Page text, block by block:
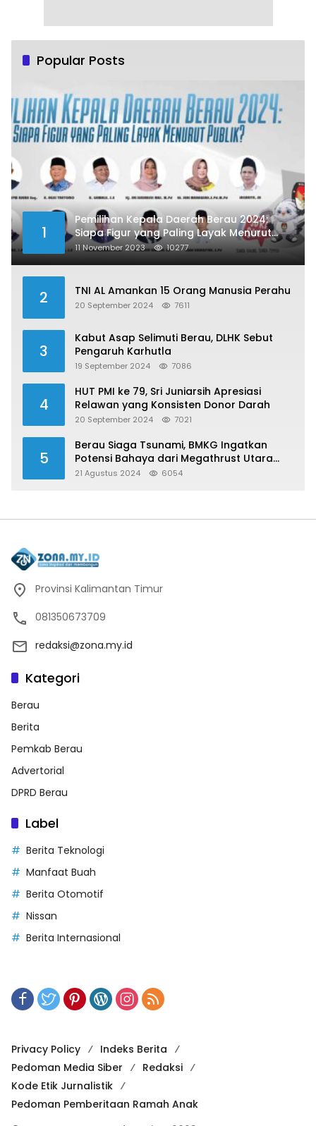
Popular Posts
1
Pemilihan Kepala Daerah Berau 2024:
Siapa Figur yang Paling Layak Menurut
Publik?
11 November 2023 10277
2 TNI AL Amankan 15 Orang Manusia Perahu
20 September 2024 7611
3
Kabut Asap Selimuti Berau, DLHK Sebut
Pengaruh Karhutla
19 September 2024 7086
4
HUT PMI ke 79, Sri Juniarsih Apresiasi
Relawan yang Konsisten Donor Darah
20 September 2024 7021
5
Berau Siaga Tsunami, BMKG Ingatkan
Potensi Bahaya dari Megathrust Utara
Sulawesi
21 Agustus 2024 6054
Provinsi Kalimantan Timur
081350673709
redaksi@zona.my.id
Kategori
Berau
Berita
Pemkab Berau
Advertorial
DPRD Berau
Label
Berita Teknologi
Manfaat Buah
Berita Otomotif
Nissan
Berita Internasional
Privacy Policy
Indeks Berita
Pedoman Media Siber
Redaksi
Kode Etik Jurnalistik
Pedoman Pemberitaan Ramah Anak